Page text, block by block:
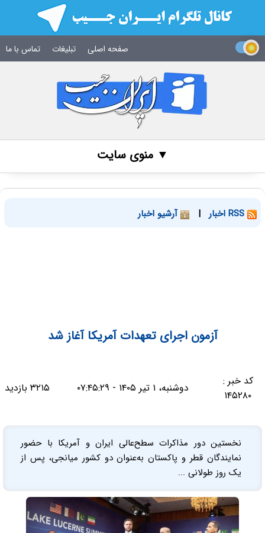
صفحه اصلی تبلیغات تماس با ما
▼ منوی سایت
| آرشیو اخبار
آزمون اجرای تعهدات آمریکا آغاز شد
کد خبر :
۱۴۵۲۸۰
دوشنبه، ۱ تیر ۱۴۰۵ - ۰۷:۴۵:۲۹ ۳۲۱۵ بازدید
نخستین دور مذاکرات سطح‌عالی ایران و آمریکا با حضور
نمایندگان قطر و پاکستان به‌عنوان دو کشور میانجی، پس از
یک روز طولانی ...